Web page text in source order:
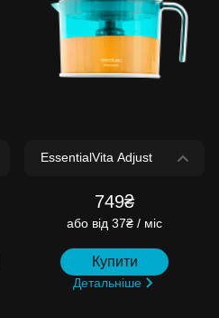
749₴
або від 37₴ / міс
Купити
Детальніше